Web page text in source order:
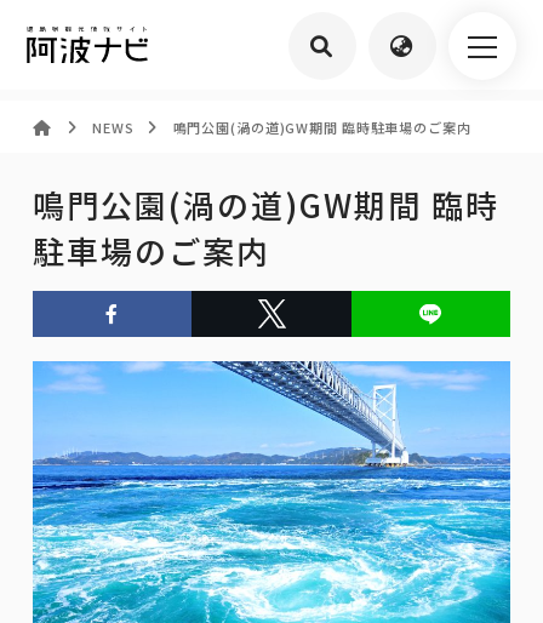
NEWS 鳴門公園(渦の道)GW期間 臨時駐車場のご案内
鳴門公園(渦の道)GW期間 臨時
駐車場のご案内